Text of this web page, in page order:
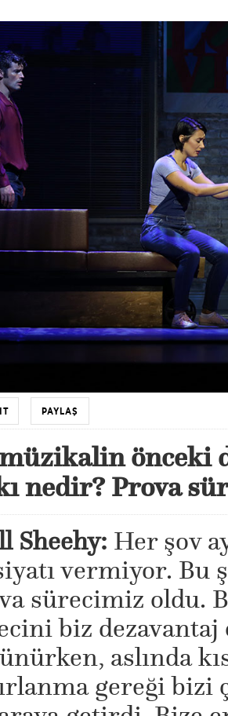
PAYLAŞ
önceki
nedir? Prova
Sheehy: Her şov
vermiyor. Bu
sürecimiz oldu.
biz dezavantaj
aslında
gereği bizi